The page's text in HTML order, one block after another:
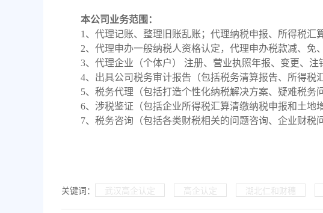
本公司业务范围：
1、代理记账、整理旧账乱账；代理纳税申报、所得税汇
2、代理申办一般纳税人资格认定，代理申办税款减、免
3、代理企业（个体户） 注册、营业执照年报、变更、注
4、出具公司税务审计报告（包括税务清算报告、所得税
5、税务代理（包括打造个性化纳税解决方案、疑难税务
6、涉税鉴证（包括企业所得税汇算清缴纳税申报和土地
7、税务咨询（包括各类财税相关的问题咨询、企业财税
关键词： 武汉高企认定 高企认定 湖北仁和财穗